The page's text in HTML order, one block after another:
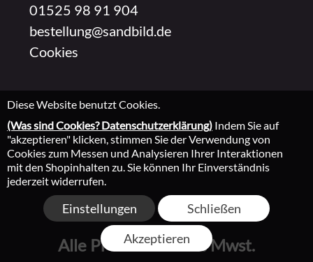
Diese Website benutzt Cookies.
(Was sind Cookies? Datenschutzerklärung) Indem Sie auf
"akzeptieren" klicken, stimmen Sie der Verwendung von
Cookies zum Messen und Analysieren Ihrer Interaktionen
mit den Shopinhalten zu. Sie können Ihr Einverständnis
jederzeit widerrufen.
Einstellungen
Schließen
Akzeptieren
01525 98 91 904
bestellung@sandbild.de
Cookies
Alle Preise inkl. 19% Mwst.